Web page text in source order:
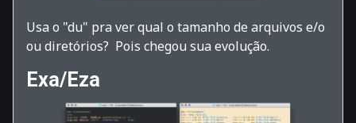
Usa o "du" pra ver qual o tamanho de arquivos e/o
ou diretórios? Pois chegou sua evolução.
Exa/Eza